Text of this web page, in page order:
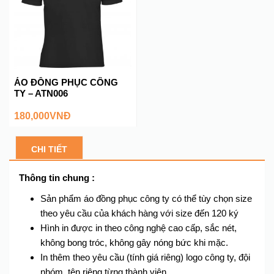
ÁO ĐỒNG PHỤC CÔNG
TY – ATN006
180,000VNĐ
CHI TIẾT
Thông tin chung :
Sản phẩm áo đồng phục công ty có thể tùy chọn size
theo yêu cầu của khách hàng với size đến 120 ký
Hình in được in theo công nghệ cao cấp, sắc nét,
không bong tróc, không gây nóng bức khi mặc.
In thêm theo yêu cầu (tính giá riêng) logo công ty, đội
nhóm, tên riêng từng thành viên.